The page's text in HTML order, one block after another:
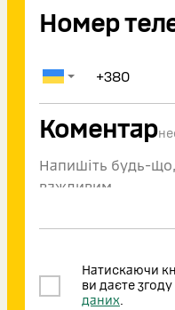
Номер
Коментар
Натискаючи
ви даєте згоду
даних.